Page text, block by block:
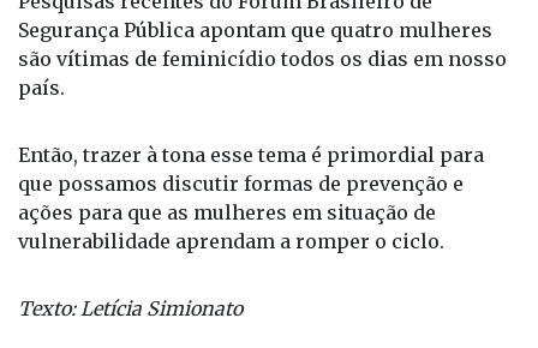
Segurança Pública apontam que quatro mulheres
são vítimas de feminicídio todos os dias em nosso
país.
Então, trazer à tona esse tema é primordial para
que possamos discutir formas de prevenção e
ações para que as mulheres em situação de
vulnerabilidade aprendam a romper o ciclo.
Texto: Letícia Simionato